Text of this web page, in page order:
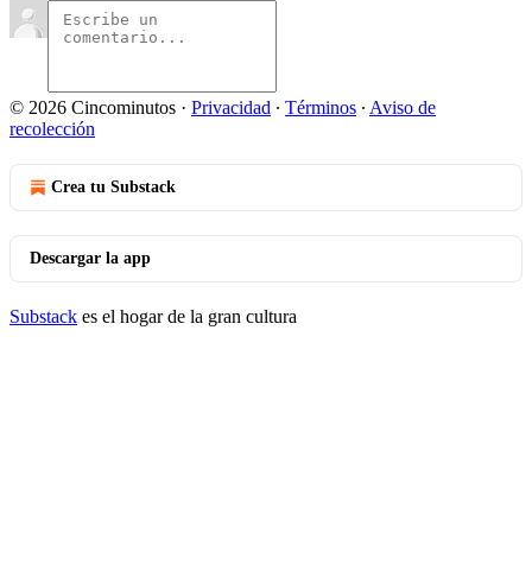
© 2026 Cincominutos · Privacidad ∙ Términos ∙ Aviso de
recolección
Crea tu Substack
Descargar la app
Substack es el hogar de la gran cultura